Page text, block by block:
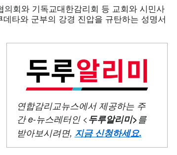
회와 기독교대한감리회 등 교회와 시민사
타와 군부의 강경 진압을 규탄하는 성명서
연합감리교뉴스에서 제공하는 주
간e-뉴스레터인 < 두루알리미>를
받아보시려면, 지금 신청하세요.